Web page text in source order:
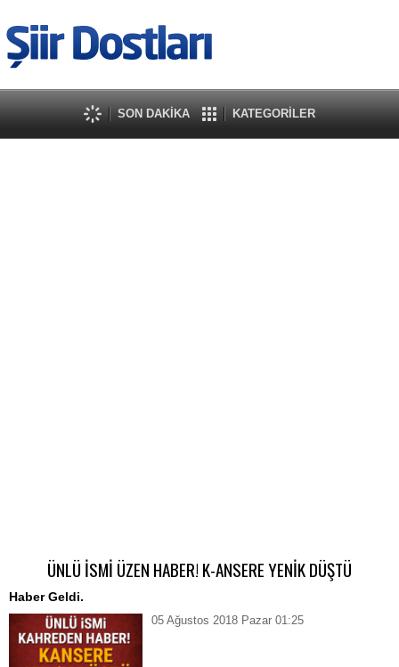
SON DAKİKA KATEGORİLER
ÜNLÜ İSMİ ÜZEN HABER! K-ANSERE YENİK DÜŞTÜ
Haber Geldi.
05 Ağustos 2018 Pazar 01:25